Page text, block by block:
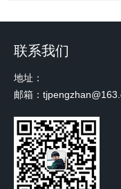
联系我们
地址：
邮箱：